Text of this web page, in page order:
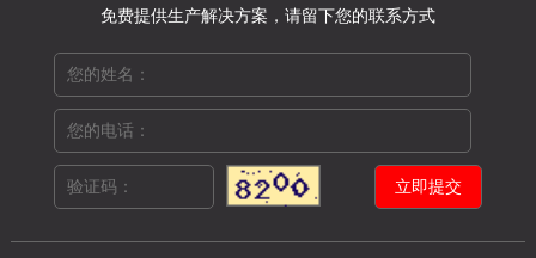
免费提供生产解决方案，请留下您的联系方式